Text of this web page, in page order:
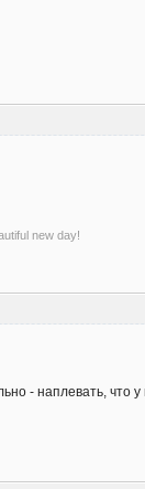
new day!
- наплевать, что у